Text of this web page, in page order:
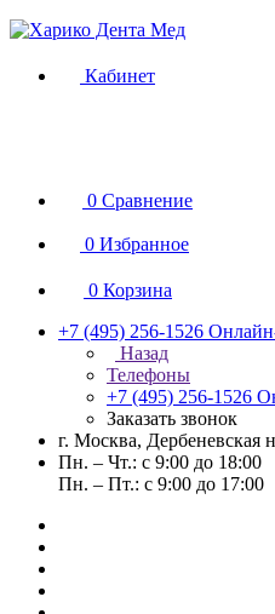
Кабинет
0 Сравнение
0 Избранное
0 Корзина
+7 (495) 256-1526
Назад
Телефоны
+7 (495) 256-1526
Заказать звонок
г. Москва, Дербеневская
Пн. – Чт.: с 9:00 до 18:00
Пн. – Пт.: с 9:00 до 17:00